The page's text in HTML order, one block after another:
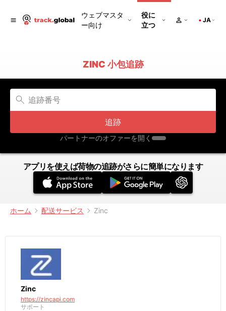
ウェブマスタ
ー向け
役に
立つ
JA
ZINC 小包追跡
追跡
パートナーのオファーを開く
アプリを使えば荷物の追跡がさらに簡単になります
ホーム 配送サービス Zinc
Zinc
https://zincapi.com
サポート